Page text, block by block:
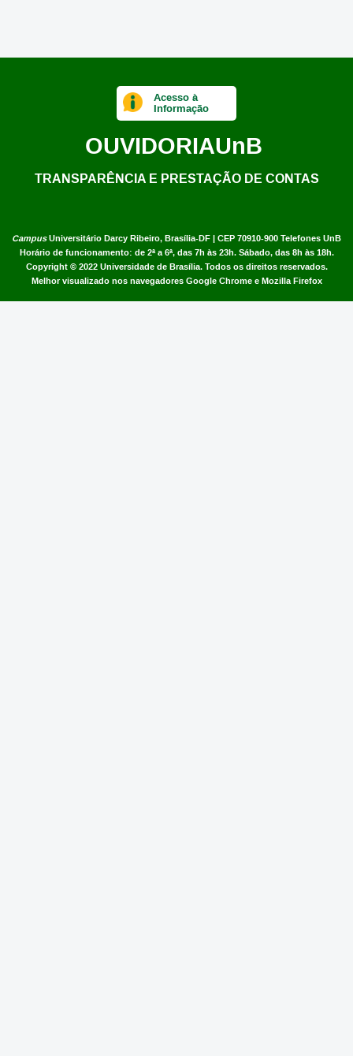
CampusUniversitário Darcy Ribeiro, Brasília-DF | CEP 70910-900 Telefones UnB
Horário de funcionamento: de 2ª a 6ª, das 7h às 23h. Sábado, das 8h às 18h.
Copyright © 2022 Universidade de Brasília. Todos os direitos reservados.
Melhor visualizado nos navegadores Google Chrome e Mozilla Firefox
Acesso à
Informação
OUVIDORIAUnB
TRANSPARÊNCIA E PRESTAÇÃO DE CONTAS